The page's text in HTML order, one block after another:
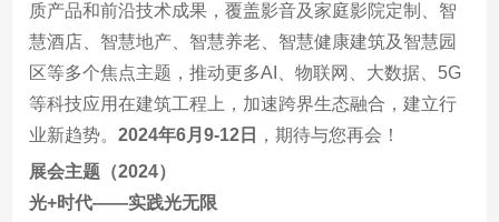
质产品和前沿技术成果，覆盖影音及家庭影院定制、智
慧酒店、智慧地产、智慧养老、智慧健康建筑及智慧园
区等多个焦点主题，推动更多AI、物联网、大数据、5G
等科技应用在建筑工程上，加速跨界生态融合，建立行
业新趋势。2024年6月9-12日
，期待与您再会！
展会主题（2024）
光+时代——实践光无限